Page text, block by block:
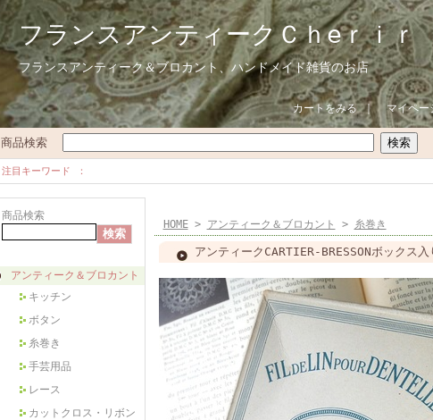
フランスアンティークＣｈeｒｉｒ
フランスアンティーク＆ブロカント、ハンドメイド雑貨のお店
カートをみる｜ マイペー
商品検索
注目キーワード
商品検索
アンティーク＆ブロカント
キッチン
ボタン
糸巻き
手芸用品
レース
カットクロス・リボン
HOME> アンティーク＆ブロカント > 糸巻き
アンティークCARTIER-BRESSONボックス